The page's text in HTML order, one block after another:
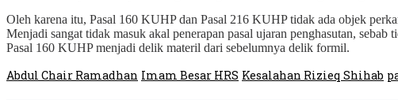
Oleh karena itu, Pasal 160 KUHP dan Pasal 216 KUHP tidak ada objek
Menjadi sangat tidak masuk akal penerapan pasal ujaran penghasutan,
Pasal 160 KUHP menjadi delik materil dari sebelumnya delik formil.
Abdul Chair Ramadhan Imam Besar HRS Kesalahan Rizieq Shihab